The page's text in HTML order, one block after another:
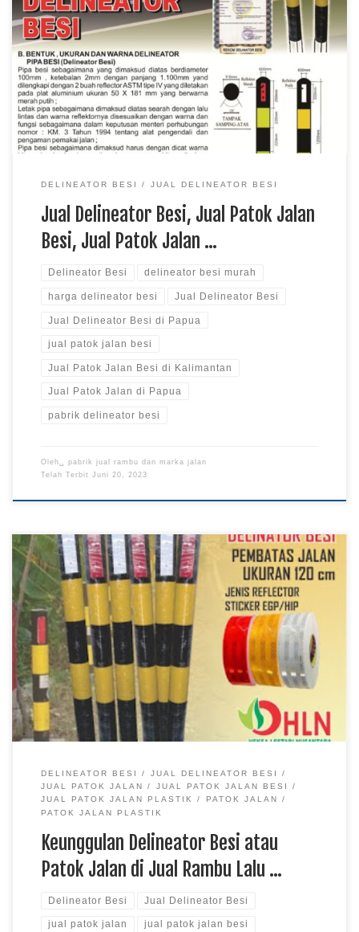
Jual Delineator Besi, Jual Patok Jalan Besi, Jual Patok Jalan di
Papua, Jual Patok Jalan Besi di Kalimantan, Jual Delineator
Besi di Papua, Jual Delineator Besi di Kalimantan Harga
Delineator Besi Berkualitas SNI di Cipayung Pabrik Rambu –
Delineator besi merupakan salah satu peralatan keamanan
jalan yang termasuk kedalam jenis […]
DELINEATOR BESI JUAL DELINEATOR BESI
Jual Delineator Besi, Jual Patok Jalan
Besi, Jual Patok Jalan …
Delineator Besi delineator besi murah
harga delineator besi Jual Delineator Besi
Jual Delineator Besi di Papua
jual patok jalan besi
Jual Patok Jalan Besi di Kalimantan
Jual Patok Jalan di Papua
pabrik delineator besi
Oleh␣ pabrik jual rambu dan marka jalan
Telah Terbit Juni 20, 2023
DELINEATOR BESI
JUAL DELINEATOR BESI
JUAL PATOK JALAN
JUAL PATOK JALAN BESI
JUAL PATOK JALAN PLASTIK
PATOK JALAN
PATOK JALAN PLASTIK
Keunggulan Delineator Besi atau
Patok Jalan di Jual Rambu Lalu …
Delineator Besi Jual Delineator Besi
jual patok jalan jual patok jalan besi